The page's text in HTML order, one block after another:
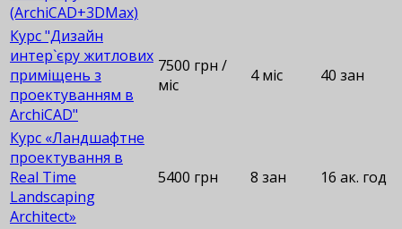
(ArchiCAD+3DMax)
Курс "Дизайн
интер`єру житлових
приміщень з
проектуванням в
ArchiCAD"
7500 грн /
міс
4 міс 40 зан
Курс «Ландшафтне
проектування в
Real Time
Landscaping
Architect»
5400 грн 8 зан 16 ак. год